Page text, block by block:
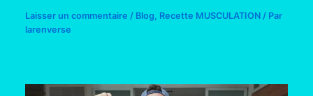
Laisser un commentaire / Blog Recette MUSCULATION / Par
larenverse